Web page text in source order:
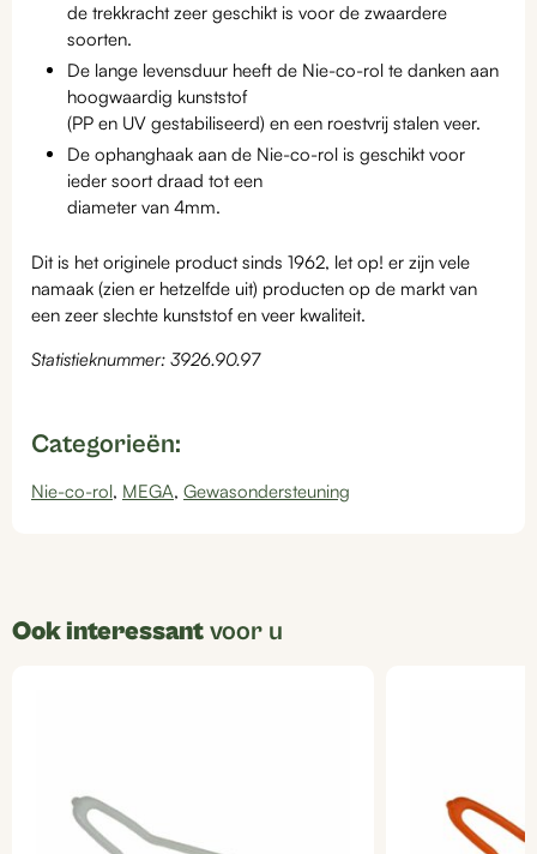
de trekkracht zeer geschikt is voor de zwaardere
soorten.
De lange levensduur heeft de Nie-co-rol te danken aan
hoogwaardig kunststof
(PP en UV gestabiliseerd) en een roestvrij stalen veer.
De ophanghaak aan de Nie-co-rol is geschikt voor
ieder soort draad tot een
diameter van 4mm.
Dit is het originele product sinds 1962, let op! er zijn vele
namaak (zien er hetzelfde uit) producten op de markt van
een zeer slechte kunststof en veer kwaliteit.
Statistieknummer: 3926.90.97
Categorieën:
Nie-co-rol, MEGA, Gewasondersteuning
Ook interessant voor u